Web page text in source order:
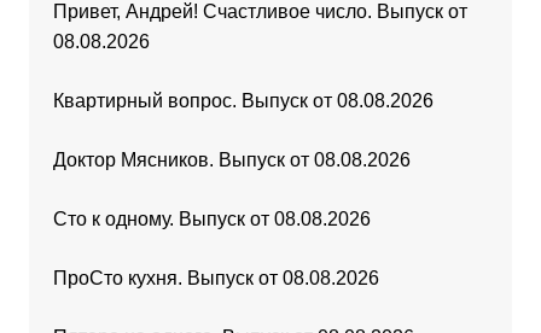
Привет, Андрей! Счастливое число. Выпуск от
08.08.2026
Квартирный вопрос. Выпуск от 08.08.2026
Доктор Мясников. Выпуск от 08.08.2026
Сто к одному. Выпуск от 08.08.2026
ПроСто кухня. Выпуск от 08.08.2026